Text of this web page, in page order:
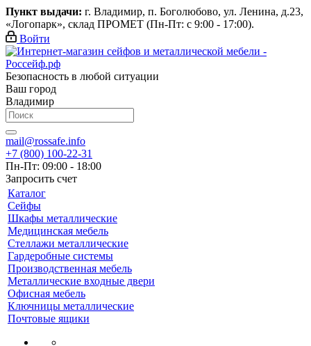
Пункт выдачи: г. Владимир, п. Боголюбово, ул. Ленина, д.23,
«Логопарк», склад ПРОМЕТ (Пн-Пт: с 9:00 - 17:00).
Войти
Безопасность в любой ситуации
Ваш город
Владимир
mail@rossafe.info
+7 (800) 100-22-31
Пн-Пт: 09:00 - 18:00
Запросить счет
Каталог
Сейфы
Шкафы металлические
Медицинская мебель
Стеллажи металлические
Гардеробные системы
Производственная мебель
Металлические входные двери
Офисная мебель
Ключницы металлические
Почтовые ящики